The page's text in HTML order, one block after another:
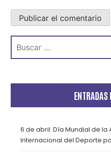
Buscar:
ENTRADAS
6 de abril: Día Mundial de la
Internacional del Deporte